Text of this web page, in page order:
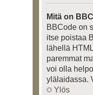
Mitä on
BBCode on
itse poistaa
lähellä
paremmat
voi olla
ylälaidassa.
Ylös